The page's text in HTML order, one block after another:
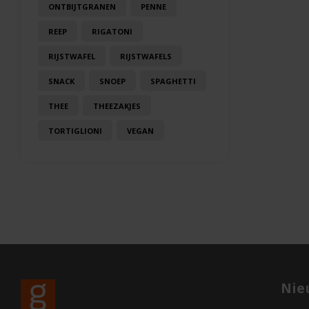
ONTBIJTGRANEN PENNE
REEP RIGATONI
RIJSTWAFEL RIJSTWAFELS
SNACK SNOEP SPAGHETTI
THEE THEEZAKJES
TORTIGLIONI VEGAN